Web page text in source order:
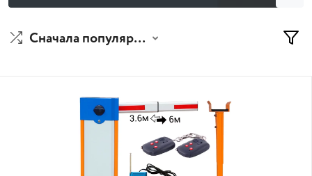
Сначала популярные